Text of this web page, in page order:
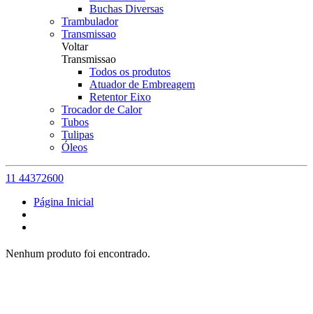
Buchas Diversas
Trambulador
Transmissao
Voltar
Transmissao
Todos os produtos
Atuador de Embreagem
Retentor Eixo
Trocador de Calor
Tubos
Tulipas
Óleos
11 44372600
Página Inicial
Nenhum produto foi encontrado.